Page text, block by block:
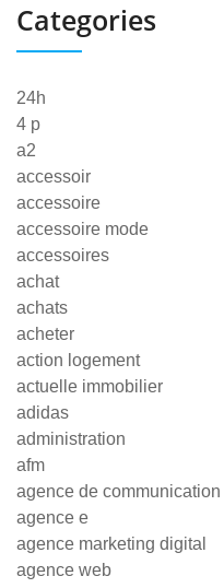
Categories
24h
4 p
a2
accessoir
accessoire
accessoire mode
accessoires
achat
achats
acheter
action logement
actuelle immobilier
adidas
administration
afm
agence de communication
agence e
agence marketing digital
agence web